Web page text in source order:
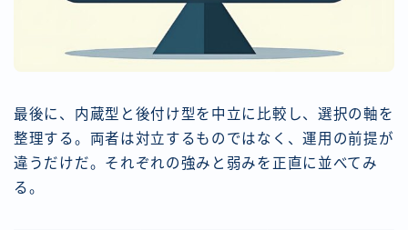
最後に、内蔵型と後付け型を中立に比較し、選択の軸を
整理する。両者は対立するものではなく、運用の前提が
違うだけだ。それぞれの強みと弱みを正直に並べてみ
る。